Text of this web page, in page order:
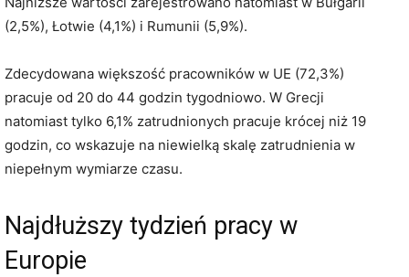
(2,5%), Łotwie (4,1%) i Rumunii (5,9%).
Zdecydowana większość pracowników w UE (72,3%)
pracuje od 20 do 44 godzin tygodniowo. W Grecji
natomiast tylko 6,1% zatrudnionych pracuje krócej niż 19
godzin, co wskazuje na niewielką skalę zatrudnienia w
niepełnym wymiarze czasu.
Najdłuższy tydzień pracy w
Europie